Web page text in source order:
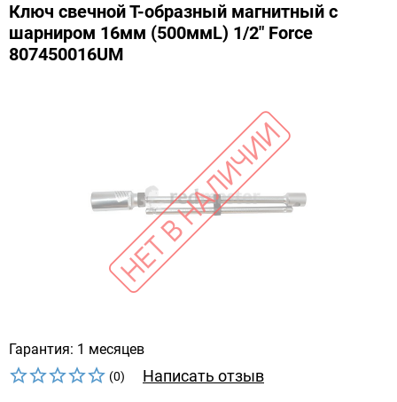
Ключ свечной Т-образный магнитный с
шарниром 16мм (500ммL) 1/2" Force
807450016UM
Гарантия: 1 месяцев
(0) Написать отзыв